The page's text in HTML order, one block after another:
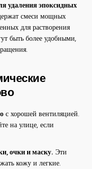
удаления эпоксидных
смеси мощных
для растворения
быть более удобными,
с хорошей вентиляцией.
на улице, если
очки и маску. Эти
кожу и легкие.